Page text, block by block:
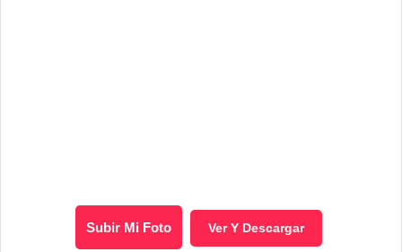
Subir Mi Foto Ver Y Descargar